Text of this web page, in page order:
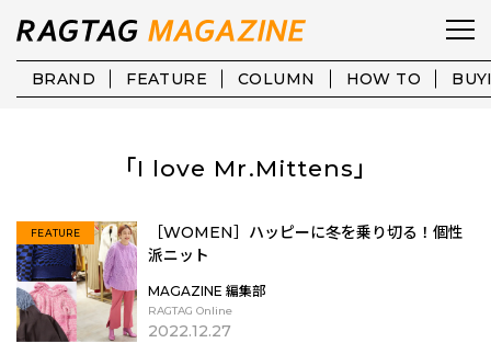
BRAND FEATURE COLUMN HOW TO
「I love Mr.Mittens」
FEATURE
［WOMEN］ハッピーに冬を乗り切る！個性
派ニット
MAGAZINE 編集部
RAGTAG Online
2022.12.27